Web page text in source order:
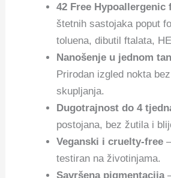
42 Free Hypoallergenic
štetnih sastojaka poput
toluena, dibutil ftalata,
Nanošenje u jednom
Prirodan izgled nokta
skupljanja.
Dugotrajnost do 4
postojana, bez žutila i
Veganski i cruelty-free
testiran na životinjama.
Savršena pigmentacija